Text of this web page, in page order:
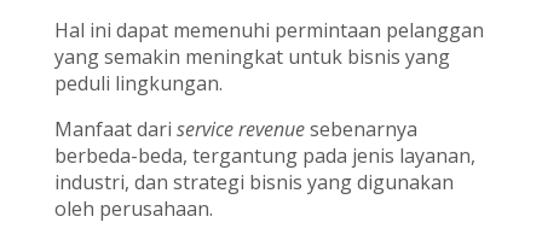
Hal ini dapat memenuhi permintaan pelanggan
yang semakin meningkat untuk bisnis yang
peduli lingkungan.
Manfaat dari service revenuesebenarnya
berbeda-beda, tergantung pada jenis layanan,
industri, dan strategi bisnis yang digunakan
oleh perusahaan.